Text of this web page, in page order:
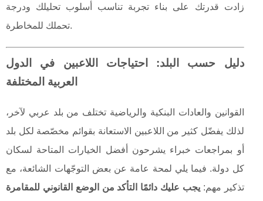
زادت قدرتك على بناء تجربة تناسب أسلوب تحليلك ودرجة
تحملك للمخاطرة.
دليل حسب البلد: احتياجات اللاعبين في الدول
العربية المختلفة
القوانين والعادات البنكية والرياضية تختلف من بلد عربي لآخر،
لذلك يفضّل كثير من اللاعبين الاستعانة بقوائم مخصّصة لكل بلد
أو بمراجعات خبراء يشرحون أفضل الخيارات المتاحة لسكان
كل دولة. فيما يلي لمحة عامة عن بعض التوجّهات الشائعة، مع
تذكير مهم:يجب عليك دائمًا التأكد من الوضع القانوني للمقامرة